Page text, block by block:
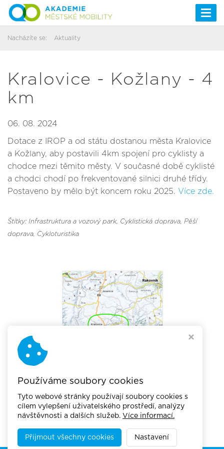
Nacházíte se: Aktuality
Kralovice - Kožlany - 4
km
06. 08. 2024
Dotace z IROP a od státu dostanou města Kralovice
a Kožlany, aby postavili 4km spojení pro cyklisty a
chodce mezi těmito městy. V současné době cyklisté
a chodci chodí po frekventované silnici druhé třídy.
Postaveno by mělo být koncem roku 2025. Více zde.
Štítky: Infrastruktura a vozový park, Cyklistická doprava, Pěší
doprava, Cykloturistika
Používáme soubory cookies
Tyto webové stránky používají soubory cookies s
cílem vylepšení uživatelského prostředí, analýzy
návštěvnosti a dalších služeb. Více informací.
Přijmout všechny cookies Nastavení